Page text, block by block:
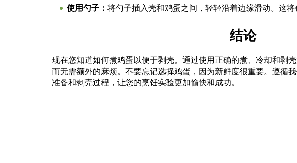
使用勺子： 将勺子插入壳和鸡蛋之间，轻轻沿着边缘滑动。这将
结论
现在您知道如何煮鸡蛋以便于剥壳。通过使用正确的煮、冷却和剥
而无需额外的麻烦。不要忘记选择鸡蛋，因为新鲜度很重要。遵循
准备和剥壳过程，让您的烹饪实验更加愉快和成功。